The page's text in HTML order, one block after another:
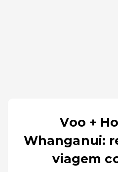
Voo +
Whanganui:
viagem